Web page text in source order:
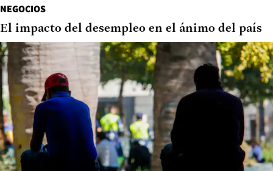
NEGOCIOS
El impacto del desempleo en el ánimo del país